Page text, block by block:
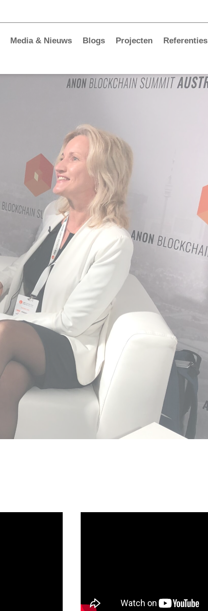
Media & Nieuws Blogs Projecten Referenties